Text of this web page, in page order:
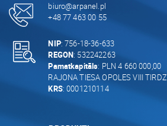
biuro@arpanel.pl
+48 77 463 00 55
NIP: 756-18-36-633
REGON: 532242263
Pamatkapitāls: PLN 4 660 000,00
RAJONA TIESA OPOLES VIII
KRS: 0001210114